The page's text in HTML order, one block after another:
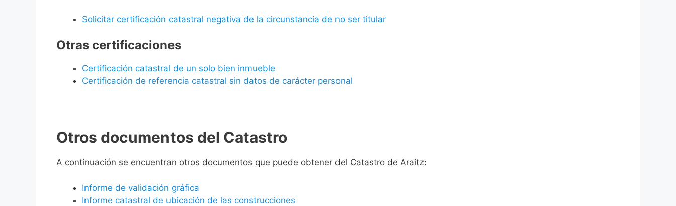
Solicitar certificación catastral negativa de la circunstancia de no ser titular
Otras certificaciones
Certificación catastral de un solo bien inmueble
Certificación de referencia catastral sin datos de carácter personal
Otros documentos del Catastro
A continuación se encuentran otros documentos que puede obtener del Catastro de Araitz:
Informe de validación gráfica
Informe catastral de ubicación de las construcciones